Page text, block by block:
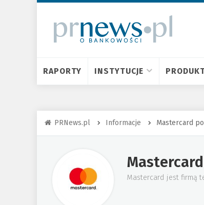
RAPORTY INSTYTUCJE
PRNews.pl Informacje Mastercard
Mastercard
Mastercard jest firmą